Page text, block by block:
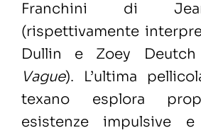
Franchini di
(rispettivamente
Dullin e Zoey
Vague). L’ultima
texano esplora
esistenze impulsive